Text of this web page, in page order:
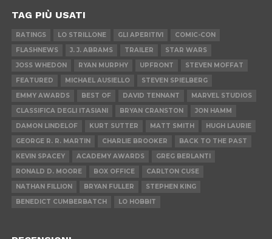
TAG PIÙ USATI
RATINGS LO STRILLONE GLI APERITIVI
COMIC-CON
FLASHNEWS
J. J. ABRAMS TRAILER
STAR WARS
JOSS WHEDON
RYAN MURPHY UPFRONT
STEVEN MOFFAT
FEATURED
MICHAEL AUSIELLO
STEVEN SPIELBERG
EMMY AWARDS
BEST OF DAVID TENNANT
MARVEL STUDIOS
CLASSIFICA DEGLI ITASIANI
BRYAN CRANSTON
JON HAMM
DAMON LINDELOF
KURT SUTTER MATT SMITH
HUGH LAURIE
GEORGE R. R. MARTIN
CHARLIE BROOKER
BACK TO THE PAST
KEVIN SPACEY
ACADEMY AWARDS
GREG BERLANTI
RONALD D. MOORE
BOX OFFICE
CARLTON CUSE
NATHAN FILLION
BRYAN FULLER
STEPHEN KING
BENEDICT CUMBERBATCH
LO HOBBIT